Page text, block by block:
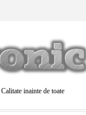
Calitate inainte de toate